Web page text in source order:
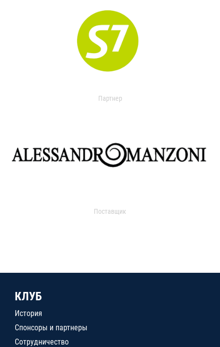
Партнер
Поставщик
КЛУБ
История
Спонсоры и партнеры
Сотрудничество